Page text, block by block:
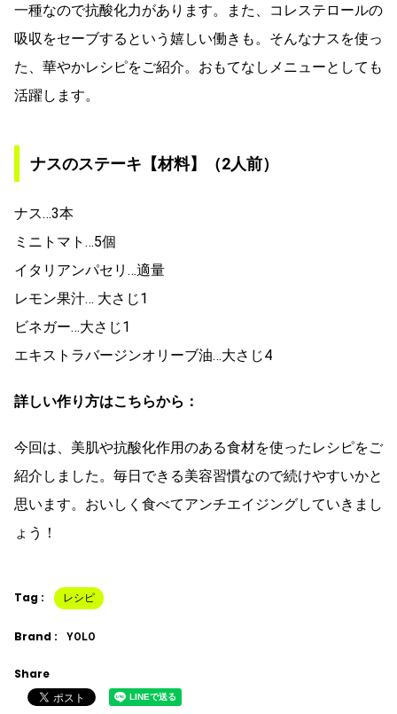
一種なので抗酸化力があります。また、コレステロールの
吸収をセーブするという嬉しい働きも。そんなナスを使っ
た、華やかレシピをご紹介。おもてなしメニューとしても
活躍します。
ナスのステーキ【材料】（2人前）
ナス…3本
ミニトマト…5個
イタリアンパセリ…適量
レモン果汁… 大さじ1
ビネガー…大さじ1
エキストラバージンオリーブ油…大さじ4
詳しい作り方はこちらから：
今回は、美肌や抗酸化作用のある食材を使ったレシピをご
紹介しました。毎日できる美容習慣なので続けやすいかと
思います。おいしく食べてアンチエイジングしていきまし
ょう！
Tag : レシピ
Brand : YOLO
Share